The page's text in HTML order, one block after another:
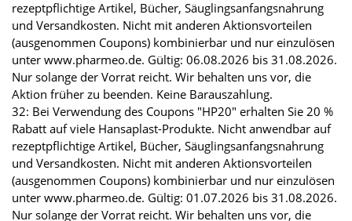
rezeptpflichtige Artikel, Bücher, Säuglingsanfangsnahrung
und Versandkosten. Nicht mit anderen Aktionsvorteilen
(ausgenommen Coupons) kombinierbar und nur einzulösen
unter www.pharmeo.de. Gültig: 06.08.2026 bis 31.08.2026.
Nur solange der Vorrat reicht. Wir behalten uns vor, die
Aktion früher zu beenden. Keine Barauszahlung.
32: Bei Verwendung des Coupons "HP20" erhalten Sie 20 %
Rabatt auf viele Hansaplast-Produkte. Nicht anwendbar auf
rezeptpflichtige Artikel, Bücher, Säuglingsanfangsnahrung
und Versandkosten. Nicht mit anderen Aktionsvorteilen
(ausgenommen Coupons) kombinierbar und nur einzulösen
unter www.pharmeo.de. Gültig: 01.07.2026 bis 31.08.2026.
Nur solange der Vorrat reicht. Wir behalten uns vor, die